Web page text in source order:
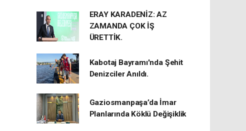
ERAY KARADENİZ: AZ
ZAMANDA ÇOK İŞ
ÜRETTİK.
Kabotaj Bayramı'nda Şehit
Denizciler Anıldı.
Gaziosmanpaşa’da İmar
Planlarında Köklü Değişiklik